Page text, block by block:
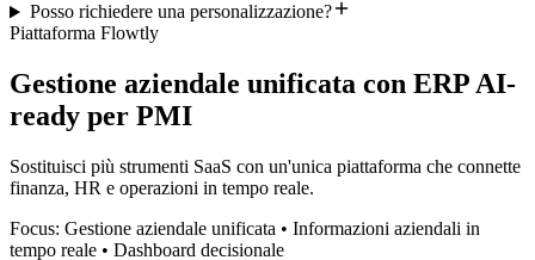
Posso richiedere una personalizzazione?
Piattaforma Flowtly
Gestione aziendale unificata con ERP AI-
ready per PMI
Sostituisci più strumenti SaaS con un'unica piattaforma che connette
finanza, HR e operazioni in tempo reale.
Focus: Gestione aziendale unificata • Informazioni aziendali in
tempo reale • Dashboard decisionale